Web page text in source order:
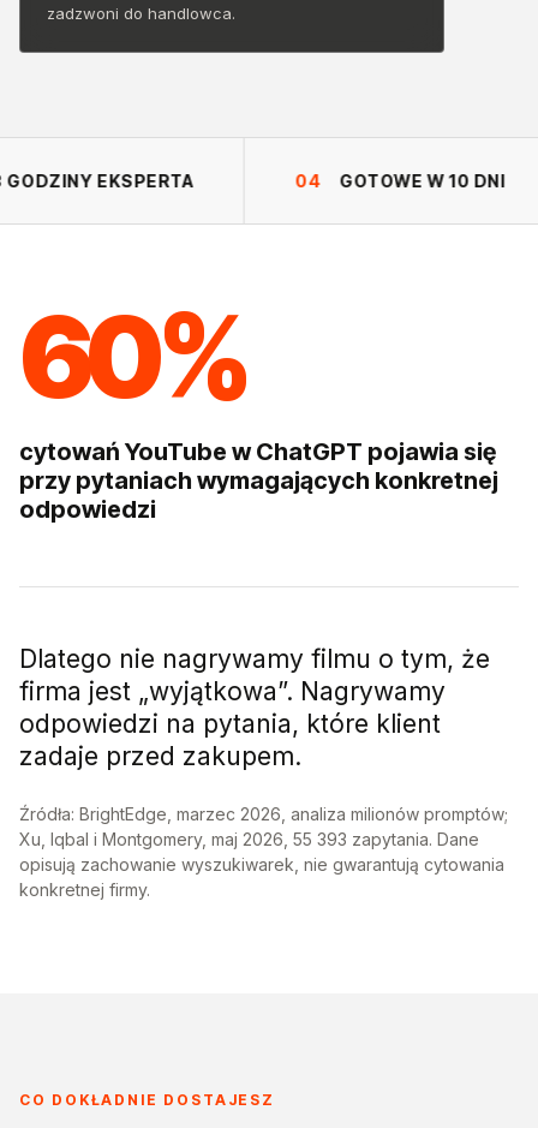
zadzwoni do handlowca.
EKSPERTA GOTOWE W 10 DNI
60%
cytowań YouTube w ChatGPT pojawia się
przy pytaniach wymagających konkretnej
odpowiedzi
Dlatego nie nagrywamy filmu o tym, że
firma jest „wyjątkowa”. Nagrywamy
odpowiedzi na pytania, które klient
zadaje przed zakupem.
Źródła: BrightEdge, marzec 2026 , analiza milionów promptów;
Xu, Iqbal i Montgomery, maj 2026 , 55 393 zapytania. Dane
opisują zachowanie wyszukiwarek, nie gwarantują cytowania
konkretnej firmy.
CO DOKŁADNIE DOSTAJESZ